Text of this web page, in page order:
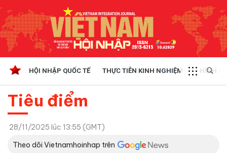
HỘI NHẬP QUỐC TẾ THỰC TIỄN KINH NGHIỆM CHÍNH
Tiêu điểm
28/11/2025 lúc 13:55 (GMT)
Theo dõi Vietnamhoinhap trên